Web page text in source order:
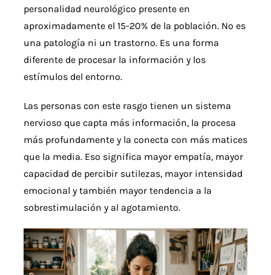
personalidad neurológico presente en
aproximadamente el 15-20% de la población. No es
una patología ni un trastorno. Es una forma
diferente de procesar la información y los
estímulos del entorno.
Las personas con este rasgo tienen un sistema
nervioso que capta más información, la procesa
más profundamente y la conecta con más matices
que la media. Eso significa mayor empatía, mayor
capacidad de percibir sutilezas, mayor intensidad
emocional y también mayor tendencia a la
sobrestimulación y al agotamiento.